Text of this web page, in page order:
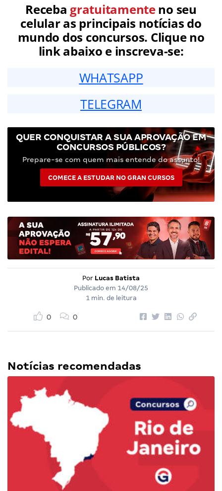
Receba gratuitamenteno seu
celular as principais notícias do
mundo dos concursos. Clique no
link abaixo e inscreva-se:
WHATSAPP
TELEGRAM
QUER CONQUISTAR A SUA APROVAÇÃO EM
CONCURSOS PÚBLICOS?
Prepare-se com quem mais entende do assunto!
COMECE A ESTUDAR NO GRAN CURSOS
Por Lucas Batista
Publicado em 14/08/25
1 min. de leitura
0 0
Notícias recomendadas